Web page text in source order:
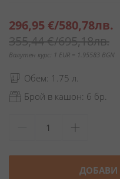
Специална
296,95 €/580,78лв.
355,44 €/695,18лв.
Валутен курс: 1 EUR = 1.95583 BGN
Обем: 1.75 л.
Брой в кашон: 6 бр.
ДОБАВИ